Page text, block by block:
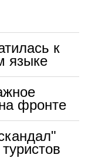
к
языке
фронте